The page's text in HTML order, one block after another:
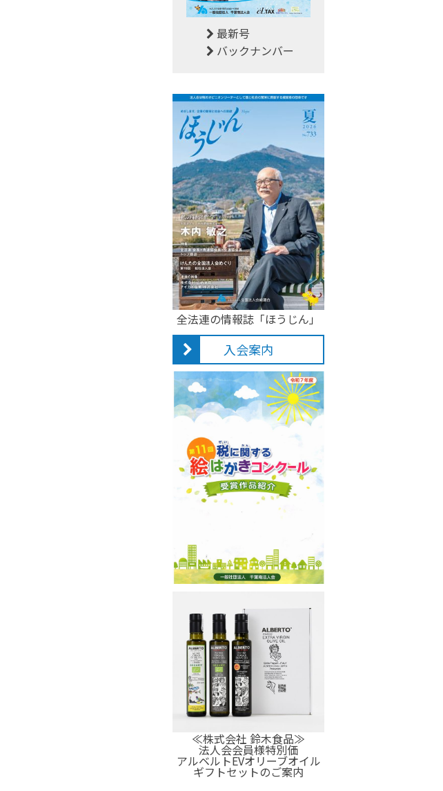
最新号
バックナンバー
全法連の情報誌「ほうじん」
入会案内
≪株式会社 鈴木食品≫
法人会会員様特別価
アルベルトEVオリーブオイル
ギフトセットのご案内